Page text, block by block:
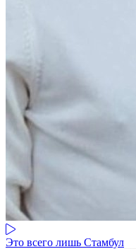
Это всего лишь Стамбул